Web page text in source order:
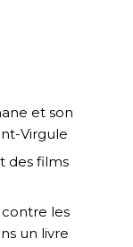
et son
Virgule
des films
contre les
un livre